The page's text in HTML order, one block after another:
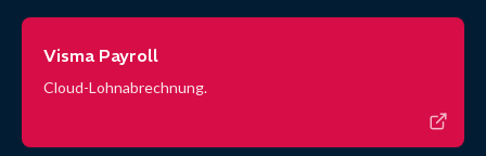
Visma Payroll
Cloud-Lohnabrechnung.